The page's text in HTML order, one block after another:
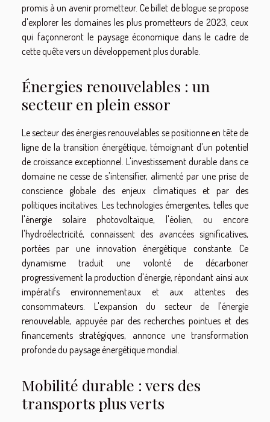
promis à un avenir prometteur. Ce billet de blogue se propose
d'explorer les domaines les plus prometteurs de 2023, ceux
qui façonneront le paysage économique dans le cadre de
cette quête vers un développement plus durable.
Énergies renouvelables : un
secteur en plein essor
Le secteur des énergies renouvelables se positionne en tête de
ligne de la transition énergétique, témoignant d'un potentiel
de croissance exceptionnel. L'investissement durable dans ce
domaine ne cesse de s'intensifier, alimenté par une prise de
conscience globale des enjeux climatiques et par des
politiques incitatives. Les technologies émergentes, telles que
l'énergie solaire photovoltaïque, l'éolien, ou encore
l'hydroélectricité, connaissent des avancées significatives,
portées par une innovation énergétique constante. Ce
dynamisme traduit une volonté de décarboner
progressivement la production d'énergie, répondant ainsi aux
impératifs environnementaux et aux attentes des
consommateurs. L'expansion du secteur de l'énergie
renouvelable, appuyée par des recherches pointues et des
financements stratégiques, annonce une transformation
profonde du paysage énergétique mondial.
Mobilité durable : vers des
transports plus verts